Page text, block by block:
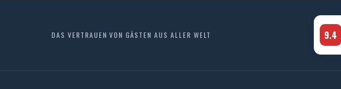
DAS VERTRAUEN VON GÄSTEN AUS ALLER WELT 9.4